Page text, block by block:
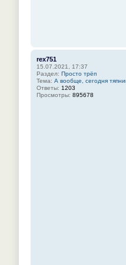
rex751
15.07.2021, 17:37
Раздел: Просто трёп
Тема: А вообще, сегодня
Ответы: 1203
Просмотры: 895678